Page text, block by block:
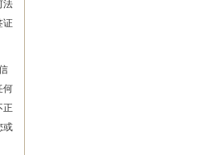
法
证
何
正
或